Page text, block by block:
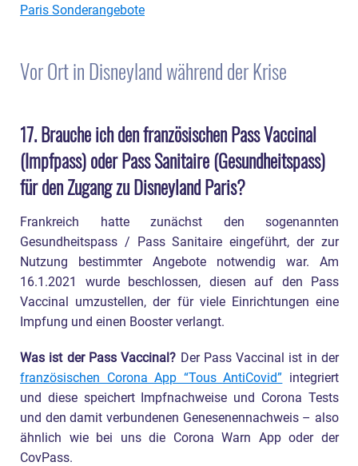
Paris Sonderangebote
Vor Ort in Disneyland während der Krise
17. Brauche ich den französischen Pass Vaccinal
(Impfpass) oder Pass Sanitaire (Gesundheitspass)
für den Zugang zu Disneyland Paris?
Frankreich hatte zunächst den sogenannten
Gesundheitspass / Pass Sanitaire eingeführt, der zur
Nutzung bestimmter Angebote notwendig war. Am
16.1.2021 wurde beschlossen, diesen auf den Pass
Vaccinal umzustellen, der für viele Einrichtungen eine
Impfung und einen Booster verlangt.
Was ist der Pass Vaccinal? Der Pass Vaccinal ist in der
französischen Corona App “Tous AntiCovid” integriert
und diese speichert Impfnachweise und Corona Tests
und den damit verbundenen Genesenennachweis – also
ähnlich wie bei uns die Corona Warn App oder der
CovPass.